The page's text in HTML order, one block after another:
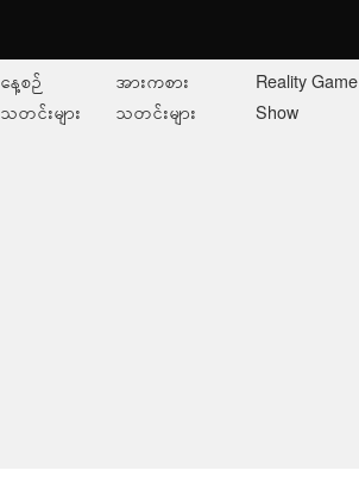
နေ့စဉ်
သတင်းများ
အားကစား
သတင်းများ
Reality Game
Show